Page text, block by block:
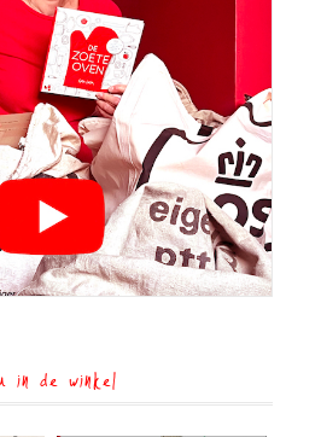
in de winkel